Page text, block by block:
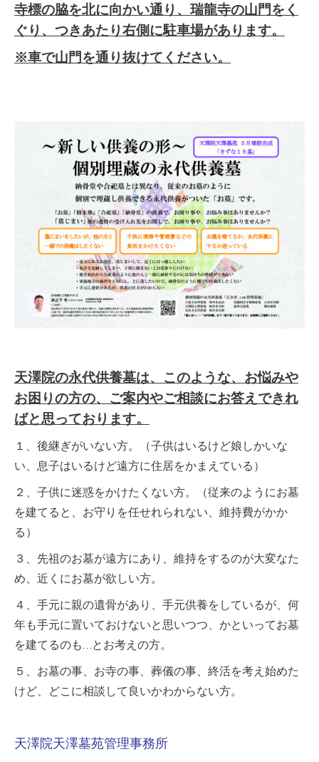
寺標の脇を北に向かい通り、瑞龍寺の山門をく
ぐり、つきあたり右側に駐車場があります。
※車で山門を通り抜けてください。
天澤院の永代供養墓は、このような、お悩みや
お困りの方の、ご案内やご相談にお答えできれ
ばと思っております。
１、後継ぎがいない方。（子供はいるけど娘しかいな
い、息子はいるけど遠方に住居をかまえている）
２、子供に迷惑をかけたくない方。（従来のようにお墓
を建てると、お守りを任せれられない、維持費がかか
る）
３、先祖のお墓が遠方にあり、維持をするのが大変なた
め、近くにお墓が欲しい方。
４、手元に親の遺骨があり、手元供養をしているが、何
年も手元に置いておけないと思いつつ、かといってお墓
を建てるのも…とお考えの方。
５、お墓の事、お寺の事、葬儀の事、終活を考え始めた
けど、どこに相談して良いかわからない方。
天澤院天澤墓苑管理事務所